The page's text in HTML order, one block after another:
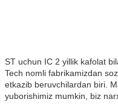
ST uchun IC 2 yillik kafolat
Tech nomli fabrikamizdan
etkazib beruvchilardan biri.
yuborishimiz mumkin, biz